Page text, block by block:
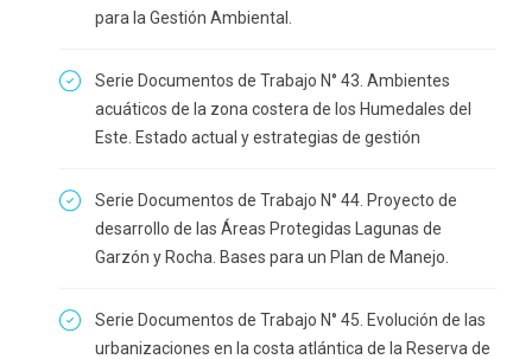
para la Gestión Ambiental.
Serie Documentos de Trabajo N° 43. Ambientes
acuáticos de la zona costera de los Humedales del
Este. Estado actual y estrategias de gestión
Serie Documentos de Trabajo N° 44. Proyecto de
desarrollo de las Áreas Protegidas Lagunas de
Garzón y Rocha. Bases para un Plan de Manejo.
Serie Documentos de Trabajo N° 45. Evolución de las
urbanizaciones en la costa atlántica de la Reserva de